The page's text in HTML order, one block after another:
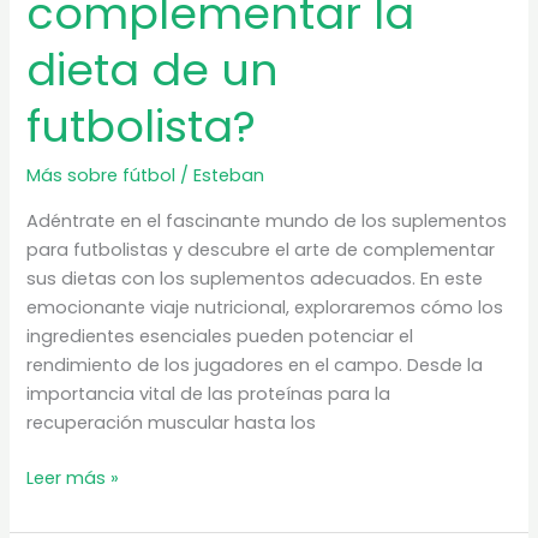
complementar la
dieta de un
futbolista?
Más sobre fútbol /Esteban
Adéntrate en el fascinante mundo de los suplementos
para futbolistas y descubre el arte de complementar
sus dietas con los suplementos adecuados. En este
emocionante viaje nutricional, exploraremos cómo los
ingredientes esenciales pueden potenciar el
rendimiento de los jugadores en el campo. Desde la
importancia vital de las proteínas para la
recuperación muscular hasta los
Suplementos
Leer más »